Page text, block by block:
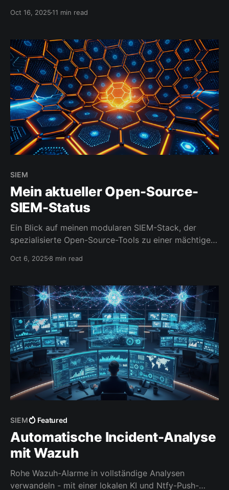
Oct 16, 202511 min read
SIEM
Mein aktueller Open-Source-
SIEM-Status
Ein Blick auf meinen modularen SIEM-Stack, der
spezialisierte Open-Source-Tools zu einer mächtigen
Oct 6, 2025 8 min read
SIEM Featured
Automatische Incident-Analyse
mit Wazuh
Rohe Wazuh-Alarme in vollständige Analysen
verwandeln - mit einer lokalen KI und Ntfy-Push-